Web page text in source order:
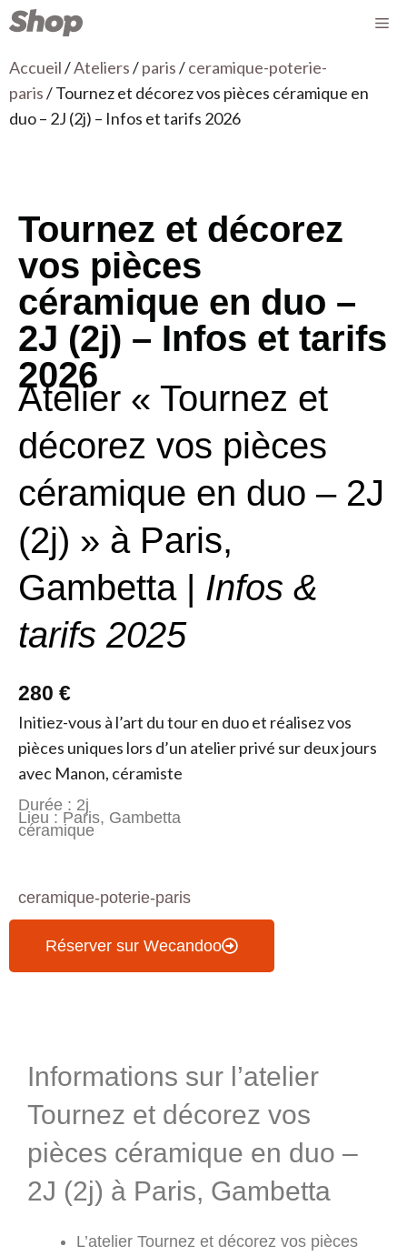
Accueil/Ateliers/paris/ceramique-poterie-
paris/ Tournez et décorez vos pièces céramique en
duo – 2J (2j) – Infos et tarifs 2026
Tournez et décorez
vos pièces
céramique en duo –
2J (2j) – Infos et tarifs
2026
Atelier « Tournez et
décorez vos pièces
céramique en duo – 2J
(2j) » à Paris,
Gambetta | Infos &
tarifs 2025
280 €
Initiez-vous à l’art du tour en duo et réalisez vos
pièces uniques lors d’un atelier privé sur deux jours
avec Manon, céramiste
Durée : 2j
Lieu : Paris, Gambetta
céramique
ceramique-poterie-paris
Réserver sur Wecandoo
Informations sur l’atelier
Tournez et décorez vos
pièces céramique en duo –
2J (2j) à Paris, Gambetta
L’atelier Tournez et décorez vos pièces